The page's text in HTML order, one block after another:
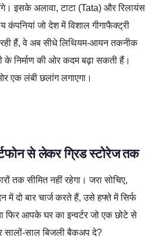
इसके अलावा, टाटा (Tata) और रिलायंस
कंपनियां जो देश में विशाल गीगाफैक्ट्री
हैं, वे अब सीधे लिथियम-आयन तकनीक
के निर्माण की ओर कदम बढ़ा सकती हैं।
एक लंबी छलांग लगाएगा।
से लेकर ग्रिड स्टोरेज तक
तक सीमित नहीं रहेगा। जरा सोचिए,
में दो बार चार्ज करते हैं, उसे हफ्ते में सिर्फ
फिर आपके घर का इन्वर्टर जो एक छोटे से
सालों-साल बिजली बैकअप दे?